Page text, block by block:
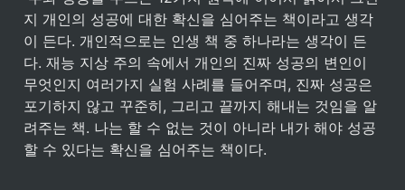
지 개인의 성공에 대한 확신을 심어주는 책이라고 생각
이 든다. 개인적으로는 인생 책 중 하나라는 생각이 든
다. 재능 지상 주의 속에서 개인의 진짜 성공의 변인이
무엇인지 여러가지 실험 사례를 들어주며, 진짜 성공은
포기하지 않고 꾸준히, 그리고 끝까지 해내는 것임을 알
려주는 책. 나는 할 수 없는 것이 아니라 내가 해야 성공
할 수 있다는 확신을 심어주는 책이다.